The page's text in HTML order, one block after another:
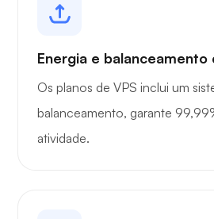
Energia e balanceamento
Os planos de VPS inclui um
balanceamento, garante
atividade.